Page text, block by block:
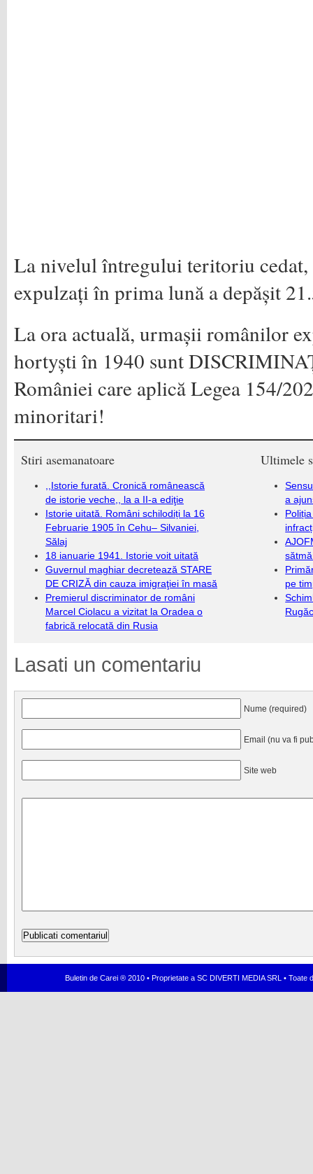
La nivelul întregului teritoriu
expulzați în prima lună a depășit
La ora actuală, urmașii românilor
hortyști în 1940 sunt
României care aplică Legea 154/
minoritari!
Stiri asemanatoare
,,Istorie furată. Cronică românească
de istorie veche,, la a II-a ediţie
Istorie uitată. Români schilodiți la 16
Februarie 1905 în Cehu– Silvaniei,
Sălaj
18 ianuarie 1941. Istorie voit uitată
Guvernul maghiar decretează STARE
DE CRIZĂ din cauza imigraţiei în masă
Premierul discriminator de români
Marcel Ciolacu a vizitat la Oradea o
fabrică relocată din Rusia
Ultimele
a
pe
Lasati un comentariu
Nume (required)
Email (nu va fi
Site web
Buletin de Carei ® 2010 • Proprietate a SC DIVERTI MEDIA SRL •